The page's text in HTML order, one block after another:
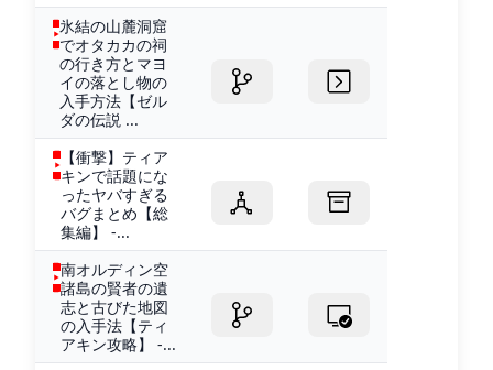
氷結の山麓洞窟
でオタカカの祠
の行き方とマヨ
イの落とし物の
入手方法【ゼル
ダの伝説 ...
【衝撃】ティア
キンで話題にな
ったヤバすぎる
バグまとめ【総
集編】 -...
南オルディン空
諸島の賢者の遺
志と古びた地図
の入手法【ティ
アキン攻略】 -...